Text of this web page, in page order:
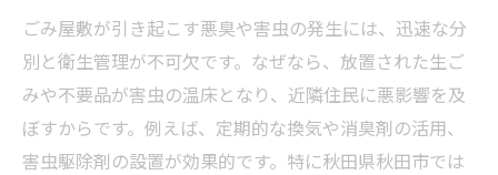
ごみ屋敷が引き起こす悪臭や害虫の発生には、迅速な分
別と衛生管理が不可欠です。なぜなら、放置された生ご
みや不要品が害虫の温床となり、近隣住民に悪影響を及
ぼすからです。例えば、定期的な換気や消臭剤の活用、
害虫駆除剤の設置が効果的です。特に秋田県秋田市では